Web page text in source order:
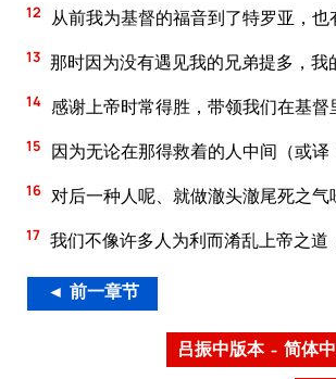
12 从前我为基督的福音到了特罗亚，
13 那时因为没有遇见我的兄弟提多，我
14 感谢上帝时常得胜，带领我们在基
15 因为无论在那得救着的人中间（或
16 对后一种人呢、就做澈头澈尾死之
17 我们不像许多人为利而淆乱上帝之道
◄ 前一章节
吕振中版本 – 简体中